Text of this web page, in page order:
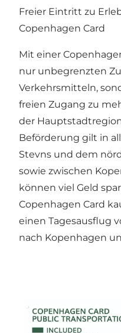
Freier Eintritt zu
Copenhagen Card
Mit einer
nur unbegrenzten
Verkehrsmitteln,
freien Zugang zu
der
Beförderung gilt in
Stevns und dem
sowie zwischen
können viel Geld
Copenhagen Card
einen Tagesausflug
nach Kopenhagen